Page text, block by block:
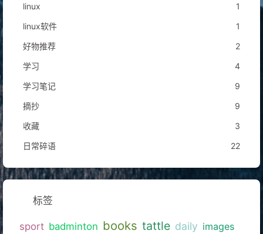
linux
1
linux软件
1
好物推荐
2
学习
4
学习笔记
9
摘抄
9
收藏
3
日常碎语
22
标签
sport badminton books tattle daily images